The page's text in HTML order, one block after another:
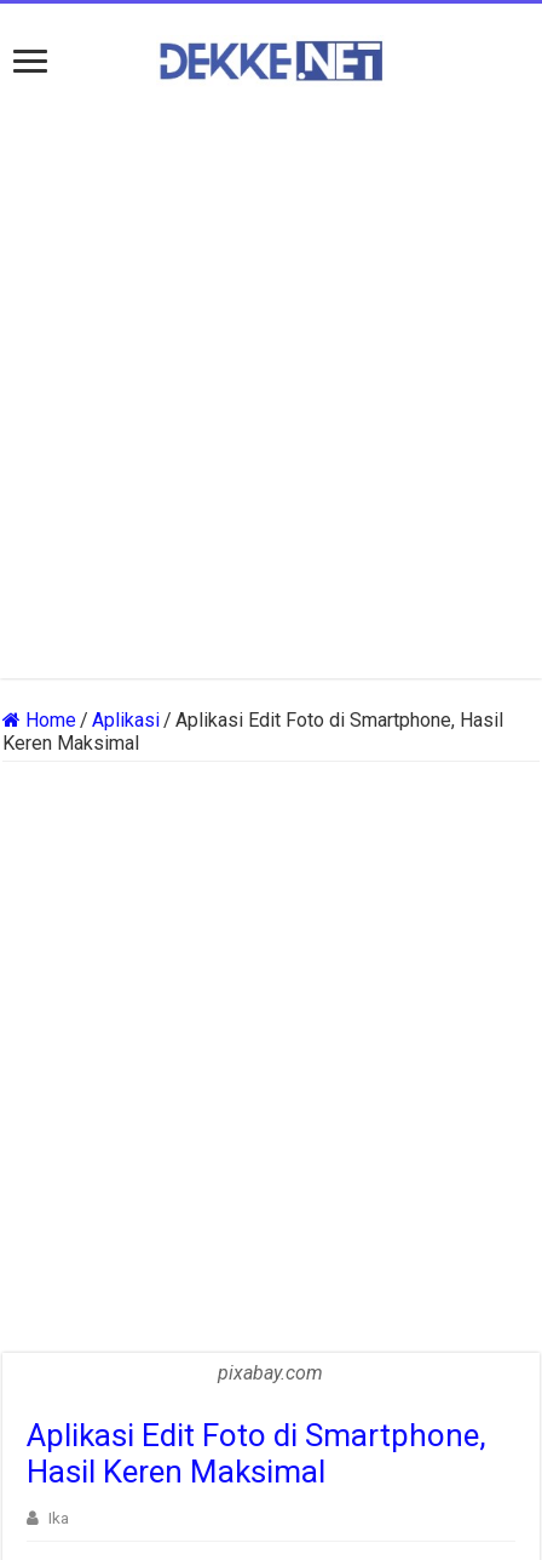
Home/ Aplikasi/ Aplikasi Edit Foto di Smartphone, Hasil
Keren Maksimal
pixabay.com
Aplikasi Edit Foto di Smartphone,
Hasil Keren Maksimal
Ika